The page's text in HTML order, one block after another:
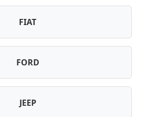
FIAT
FORD
JEEP